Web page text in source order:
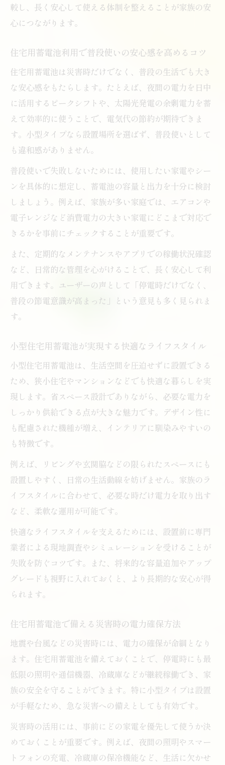
較し、長く安心して使える体制を整えることが家族の安
心につながります。
住宅用蓄電池利用で普段使いの安心感を高めるコツ
住宅用蓄電池は災害時だけでなく、普段の生活でも大き
な安心感をもたらします。たとえば、夜間の電力を日中
に活用するピークシフトや、太陽光発電の余剰電力を蓄
えて効率的に使うことで、電気代の節約が期待できま
す。小型タイプなら設置場所を選ばず、普段使いとして
も違和感がありません。
普段使いで失敗しないためには、使用したい家電やシー
ンを具体的に想定し、蓄電池の容量と出力を十分に検討
しましょう。例えば、家族が多い家庭では、エアコンや
電子レンジなど消費電力の大きい家電にどこまで対応で
きるかを事前にチェックすることが重要です。
また、定期的なメンテナンスやアプリでの稼働状況確認
など、日常的な管理を心がけることで、長く安心して利
用できます。ユーザーの声として「停電時だけでなく、
普段の節電意識が高まった」という意見も多く見られま
す。
小型住宅用蓄電池が実現する快適なライフスタイル
小型住宅用蓄電池は、生活空間を圧迫せずに設置できる
ため、狭小住宅やマンションなどでも快適な暮らしを実
現します。省スペース設計でありながら、必要な電力を
しっかり供給できる点が大きな魅力です。デザイン性に
も配慮された機種が増え、インテリアに馴染みやすいの
も特徴です。
例えば、リビングや玄関脇などの限られたスペースにも
設置しやすく、日常の生活動線を妨げません。家族のラ
イフスタイルに合わせて、必要な時だけ電力を取り出す
など、柔軟な運用が可能です。
快適なライフスタイルを支えるためには、設置前に専門
業者による現地調査やシミュレーションを受けることが
失敗を防ぐコツです。また、将来的な容量追加やアップ
グレードも視野に入れておくと、より長期的な安心が得
られます。
住宅用蓄電池で備える災害時の電力確保方法
地震や台風などの災害時には、電力の確保が命綱となり
ます。住宅用蓄電池を備えておくことで、停電時にも最
低限の照明や通信機器、冷蔵庫などが継続稼働でき、家
族の安全を守ることができます。特に小型タイプは設置
が手軽なため、急な災害への備えとしても有効です。
災害時の活用には、事前にどの家電を優先して使うか決
めておくことが重要です。例えば、夜間の照明やスマー
トフォンの充電、冷蔵庫の保冷機能など、生活に欠かせ